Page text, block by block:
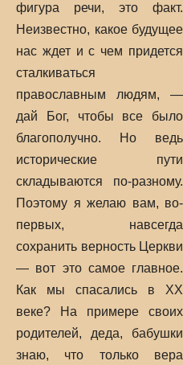
фигура речи, это факт.
Неизвестно, какое будущее
нас ждет и с чем придется
сталкиваться
православным людям, —
дай Бог, чтобы все было
благополучно. Но ведь
исторические пути
складываются по-разному.
Поэтому я желаю вам, во-
первых, навсегда
сохранить верность Церкви
— вот это самое главное.
Как мы спасались в XX
веке? На примере своих
родителей, деда, бабушки
знаю, что только вера